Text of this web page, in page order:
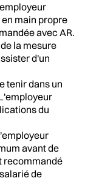
main propre
avec AR.
la mesure
d'un
tenir dans un
du
avant de
recommandé
de